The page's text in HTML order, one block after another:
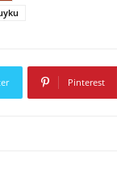
Pinterest